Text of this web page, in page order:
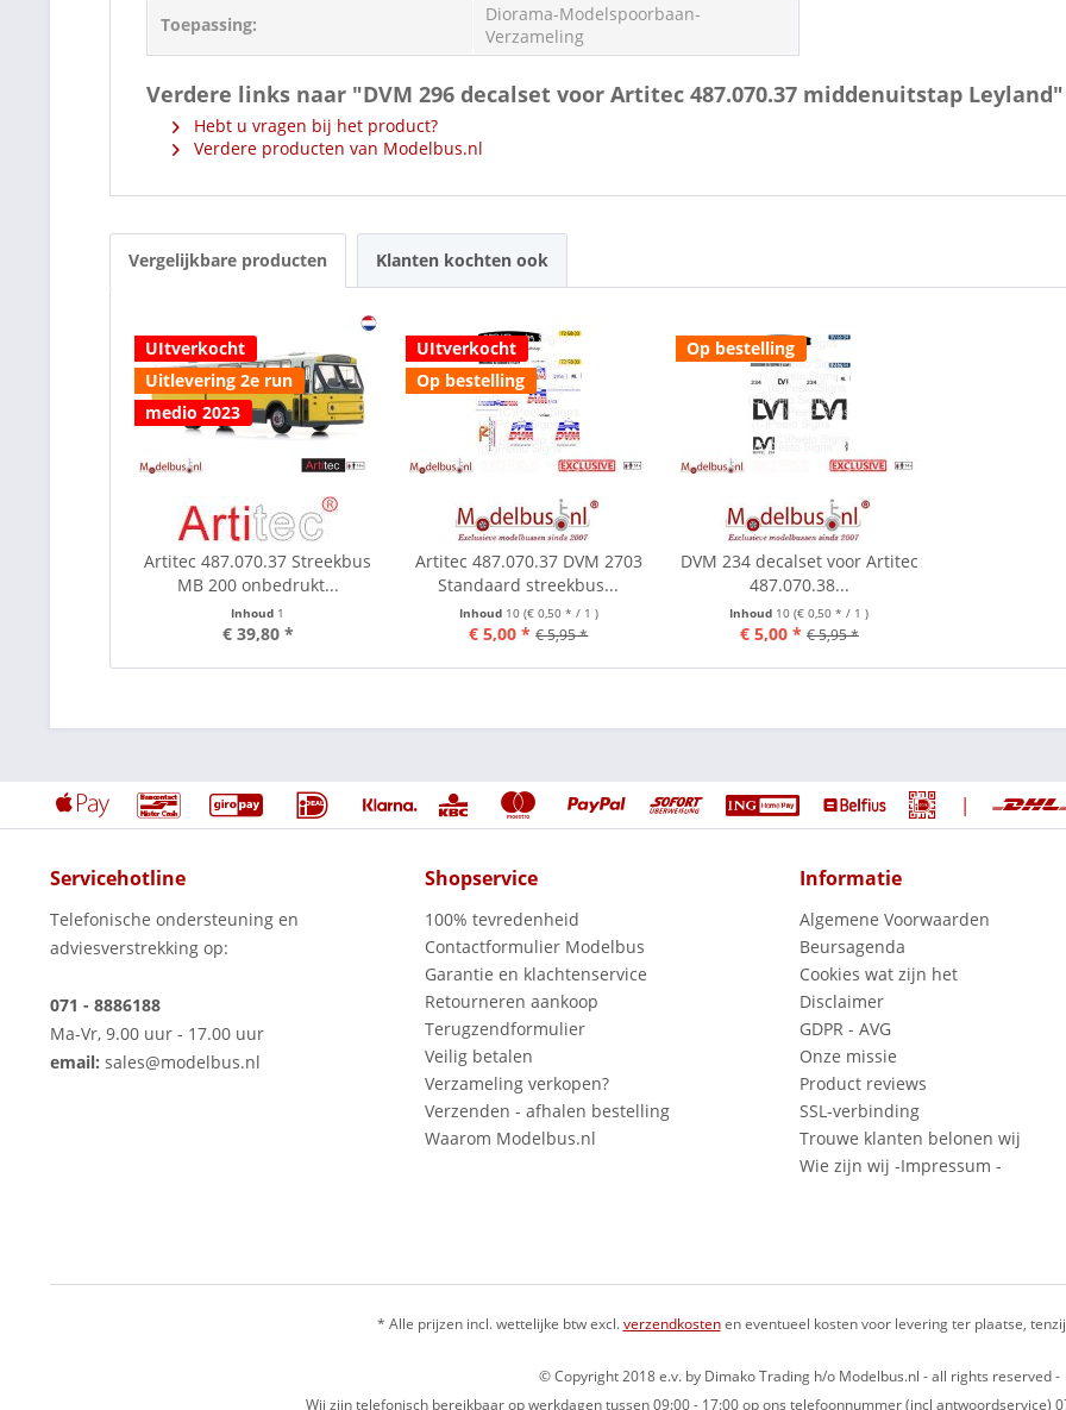
Toepassing:
Diorama-Modelspoorbaan-
Verzameling
Verdere links naar "DVM 296 decalset voor Artitec 487.070.37 middenuitstap Leyland"
Hebt u vragen bij het product?
Verdere producten van Modelbus.nl
Vergelijkbare producten Klanten kochten ook
UItverkocht
Uitlevering 2e run
medio 2023
Artitec 487.070.37 Streekbus
MB 200 onbedrukt...
Inhoud 1
€ 39,80 *
UItverkocht
Op bestelling
Artitec 487.070.37 DVM 2703
Standaard streekbus...
Inhoud 10 (€ 0,50 * / 1 )
€ 5,00 * € 5,95 *
Op bestelling
DVM 234 decalset voor Artitec
487.070.38...
Inhoud 10(€ 0,50 * / 1 )
€ 5,00 * € 5,95 *
|
Servicehotline
Telefonische ondersteuning en
adviesverstrekking op:
071 - 8886188
Ma-Vr, 9.00 uur - 17.00 uur
email: sales@modelbus.nl
Shopservice
100% tevredenheid
Contactformulier Modelbus
Garantie en klachtenservice
Retourneren aankoop
Terugzendformulier
Veilig betalen
Verzameling verkopen?
Verzenden - afhalen bestelling
Waarom Modelbus.nl
Informatie
Algemene Voorwaarden
Beursagenda
Cookies wat zijn het
Disclaimer
GDPR - AVG
Onze missie
Product reviews
SSL-verbinding
Trouwe klanten belonen wij
Wie zijn wij -Impressum -
* Alle prijzen incl. wettelijke btw excl.verzendkostenen eventueel kosten voor levering ter plaatse,
© Copyright 2018 e.v. by Dimako Trading h/o Modelbus.nl - all rights reserved -
Wij zijn telefonisch bereikbaar op werkdagen tussen 09:00 - 17:00 op ons telefoonnummer (incl antwoordservice)